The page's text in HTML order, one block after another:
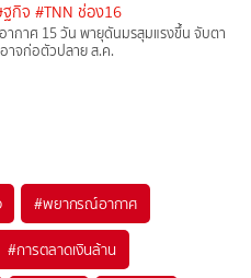
ฐกิจ #TNN ช่อง16
กาศ 15 วัน พายุดันมรสุมแรงขึ้น จับตา
าจก่อตัวปลาย ส.ค.
#พยากรณ์อากาศ
#การตลาดเงินล้าน